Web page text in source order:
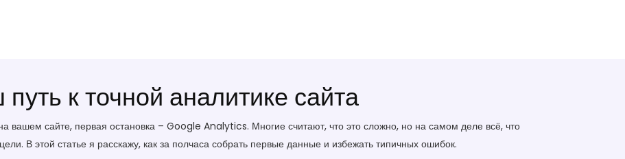
к точной аналитике сайта
вашем сайте, первая остановка – Google Analytics. Многие считают, что это сложно, но на самом деле всё, что
В этой статье я расскажу, как за полчаса собрать первые данные и избежать типичных ошибок.